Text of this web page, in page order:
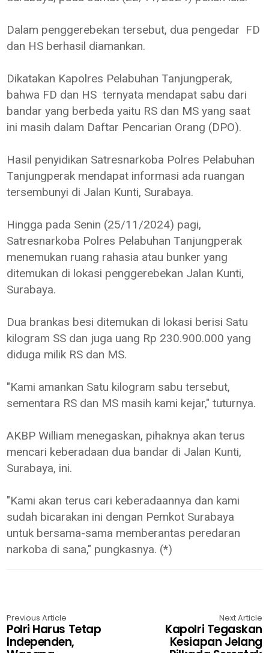
Dalam penggerebekan tersebut, dua pengedar FD
dan HS berhasil diamankan.
Dikatakan Kapolres Pelabuhan Tanjungperak,
bahwa FD dan HS ternyata mendapat sabu dari
bandar yang berbeda yaitu RS dan MS yang saat
ini masih dalam Daftar Pencarian Orang (DPO).
Hasil penyidikan Satresnarkoba Polres Pelabuhan
Tanjungperak mendapat informasi ada ruangan
tersembunyi di Jalan Kunti, Surabaya.
Hingga pada Senin (25/11/2024) pagi,
Satresnarkoba Polres Pelabuhan Tanjungperak
menemukan ruang rahasia atau bunker yang
ditemukan di lokasi penggerebekan Jalan Kunti,
Surabaya.
Dua brankas besi ditemukan di lokasi berisi Satu
kilogram SS dan juga uang Rp 230.900.000 yang
diduga milik RS dan MS.
"Kami amankan Satu kilogram sabu tersebut,
sementara RS dan MS masih kami kejar," tuturnya.
AKBP William menegaskan, pihaknya akan terus
mencari keberadaan dua bandar di Jalan Kunti,
Surabaya, ini.
"Kami akan terus cari keberadaannya dan kami
sudah bicarakan ini dengan Pemkot Surabaya
untuk bersama-sama memberantas peredaran
narkoba di sana," pungkasnya. (*)
Previous Article
Polri Harus Tetap
Independen,
Next Article
Kapolri Tegaskan
Kesiapan Jelang